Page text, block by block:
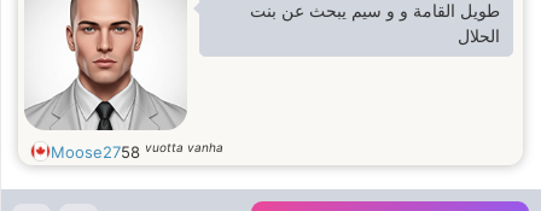
طويل القامة و و سيم يبحث عن بنت
الحلال
Moose2758 vuotta vanha